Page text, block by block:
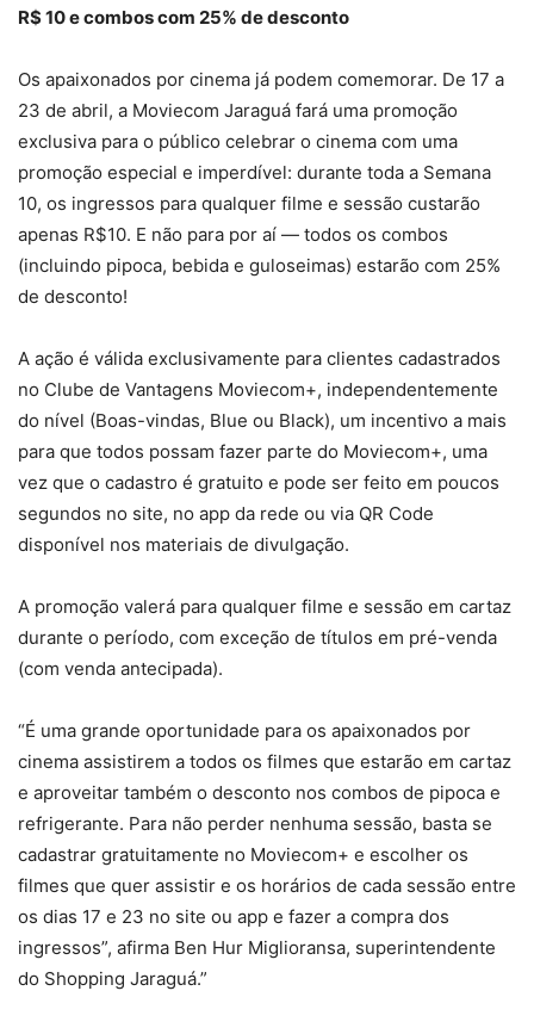
R$ 10 e combos com 25% de desconto
Os apaixonados por cinema já podem comemorar. De 17 a
23 de abril, a Moviecom Jaraguá fará uma promoção
exclusiva para o público celebrar o cinema com uma
promoção especial e imperdível: durante toda a Semana
10, os ingressos para qualquer filme e sessão custarão
apenas R$10. E não para por aí — todos os combos
(incluindo pipoca, bebida e guloseimas) estarão com 25%
de desconto!
A ação é válida exclusivamente para clientes cadastrados
no Clube de Vantagens Moviecom+, independentemente
do nível (Boas-vindas, Blue ou Black), um incentivo a mais
para que todos possam fazer parte do Moviecom+, uma
vez que o cadastro é gratuito e pode ser feito em poucos
segundos no site, no app da rede ou via QR Code
disponível nos materiais de divulgação.
A promoção valerá para qualquer filme e sessão em cartaz
durante o período, com exceção de títulos em pré-venda
(com venda antecipada).
“É uma grande oportunidade para os apaixonados por
cinema assistirem a todos os filmes que estarão em cartaz
e aproveitar também o desconto nos combos de pipoca e
refrigerante. Para não perder nenhuma sessão, basta se
cadastrar gratuitamente no Moviecom+ e escolher os
filmes que quer assistir e os horários de cada sessão entre
os dias 17 e 23 no site ou app e fazer a compra dos
ingressos”, afirma Ben Hur Miglioransa, superintendente
do Shopping Jaraguá.”